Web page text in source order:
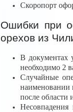
Скоропорт
Ошибки при
орехов из
В документах
необходимо 2
Случайные
наименовании
после области